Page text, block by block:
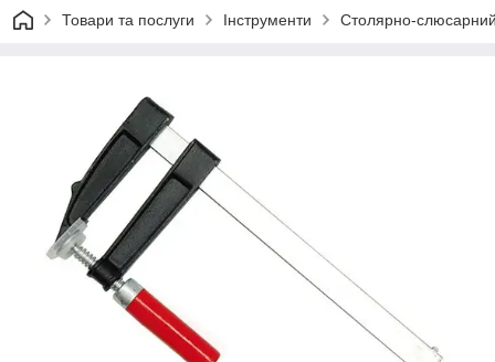
Товари та послуги Інструменти Столярно-